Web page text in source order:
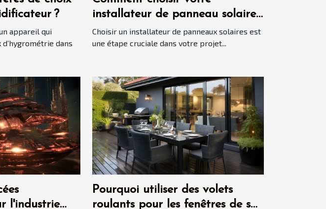
?
appareil qui
dans
installateur de panneau solaire
?
Choisir un installateur de panneaux solaires est
une étape cruciale dans votre projet...
l'industrie
Pourquoi utiliser des volets
roulants pour les fenêtres de sa